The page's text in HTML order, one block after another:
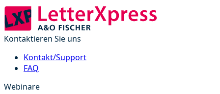
Kontaktieren Sie uns
Kontakt/Support
FAQ
Webinare